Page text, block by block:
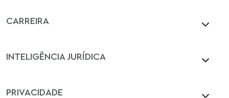
CARREIRA
INTELIGÊNCIA JURÍDICA
PRIVACIDADE